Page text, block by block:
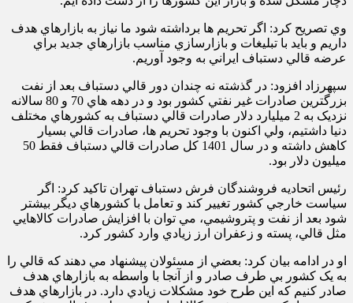
وي تصريح کرد: اگر تحريم ها برداشته شود ما نياز به بازارهاي هدف
داريم و بايد با تبليغات و بازارسازي مناسب بازارهاي جديد براي
عرضه قالي دستباف ايراني به وجود آوريم.
سپهرزاد افزود: در گذشته نه چندان دور قالي دستباف بعد از نفت
بزرگترين صادرات غير نفتي کشور بود و در دهه هاي 70 و 80 سالانه
نزديک به 2 ميليارد دلار صادرات قالي دستباف به کشورهاي مختلف
دنيا داشتيم، ولي اکنون با وجود تحريم ها، صادرات قالي بسيار
کاهش داشته و در سال 1401 کل صادرات قالي دستباف فقط 50
ميليون دلار بود.
رئيس اتحاديه فروشندگان فرش دستباف تهران تاکيد کرد: اگر
سياست خارجي کشور تغيير کند و تعامل با کشورهاي ديگر بيشتر
شود بعد از نفت و پتروشيمي، مي توان با افزايش صادرات کالاهايي
مثل قالي، پسته و زعفران ارز زيادي وارد کشور کرد.
او در ادامه بيان کرد: بعضي از مسئولان پيشنهاد مي دهند که قالي را
به يک کشور بي طرف صادر و از آنجا با واسطه به بازارهاي هدف
صادر کنيم که اين طرح خود مشکلات زيادي دارد. در بازارهاي هدف